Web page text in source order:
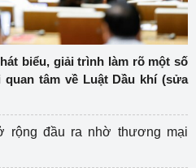
biểu, giải trình làm rõ một số
tâm về Luật Dầu khí (sửa
rộng đầu ra nhờ thương mại